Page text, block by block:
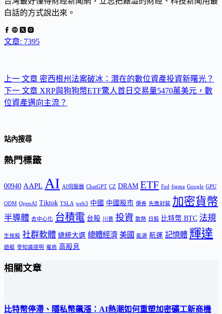
白話的方式說出來。
文章: 7395
上一 文章 密西根州法案破冰：潛在的數位資產投資新曙光？
下一 文章 XRP與狗狗幣ETF驚人首日交易量5470萬美元，數
位資產邁向主流？
站內搜尋
熱門標籤
00940 AAPL AI AI伺服器 ChatGPT CZ DRAM ETF Fed figma Google GPU
ODM OpenAI Tiktok TSLA web3 中國 中國股市 債券 先進封裝 加密貨幣
半導體 去中心化 台積電 台股 川普 投資 散熱 日股 比特幣 BTC 法規
生技股 社群軟體 總統大選 總體經濟 美國 能源 航運 記憶體 輝達
遊艇 零知識證明 電商 高股息
相關文章
比特幣停滯、隱私幣飆漲：AI熱潮如何重塑加密礦工新商機